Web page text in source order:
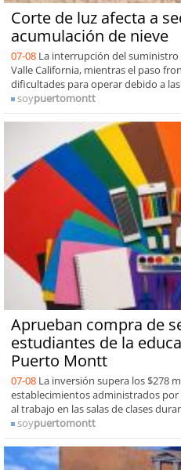
Corte de luz afecta a
acumulación de nieve
07-08 La interrupción del suministro
Valle California, mientras el paso
dificultades para operar debido a
soypuertomontt
Aprueban compra de
estudiantes de la
Puerto Montt
07-08 La inversión supera los $278
establecimientos administrados
al trabajo en las salas de clases
soypuertomontt